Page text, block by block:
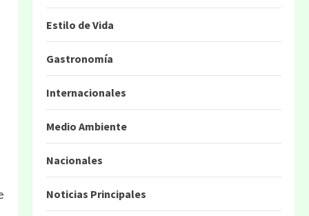
Estilo de Vida
Gastronomía
Internacionales
Medio Ambiente
Nacionales
Noticias Principales